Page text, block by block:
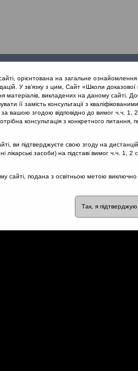
Фокус: Рекурентний
кільця
орієнтована на загальне
У зв’язку з цим, Сайт «Школи
матеріалів, викладених на даному сайті.
її замість консультації з
вашою згодою відповідно до вимог ч.ч. 1,
консультація з конкретного питання,
ви підтверджуєте свою згоду на
засоби) на підставі вимог ч.ч. 1,
сайті, подана з освітньою метою
Так, я підтверджую.